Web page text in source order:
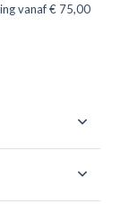
vanaf € 75,00